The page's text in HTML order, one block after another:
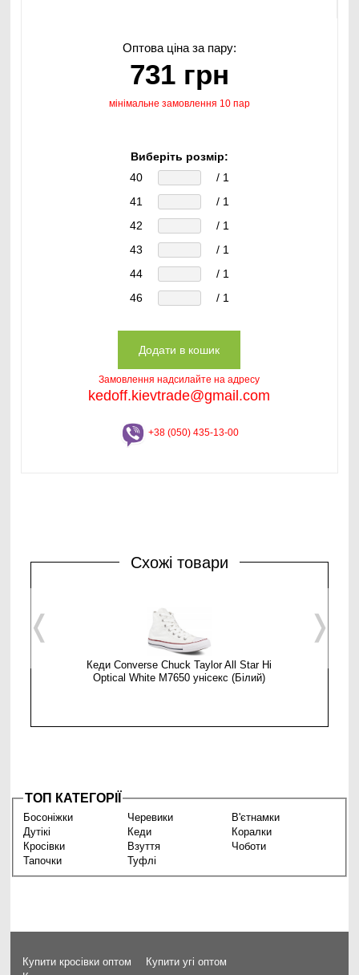
Оптова ціна за пару:
731 грн
мінімальне замовлення 10 пар
Виберіть розмір:
40
/ 1
41
/ 1
42
/ 1
43
/ 1
44
/ 1
46
/ 1
Замовлення надсилайте на адресу
kedoff.kievtrade@gmail.com
+38 (050) 435-13-00
Схожі товари
Кеди Converse Chuck Taylor All Star Hi
Optical White M7650 унісекс (Білий)
❬ ❭
ТОП КАТЕГОРІЇ
Босоніжки Черевики
В'єтнамки
Дутікі
Кеди
Коралки
Кросівки
Взуття
Чоботи
Тапочки
Туфлі
Купити кросівки оптом
Купити угі оптом